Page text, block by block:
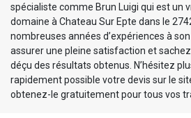
spécialiste comme Brun Luigi qui est un
domaine à Chateau Sur Epte dans le
nombreuses années d’expériences à
assurer une pleine satisfaction et
déçu des résultats obtenus. N’hésitez
rapidement possible votre devis sur le
obtenez-le gratuitement pour tous vos